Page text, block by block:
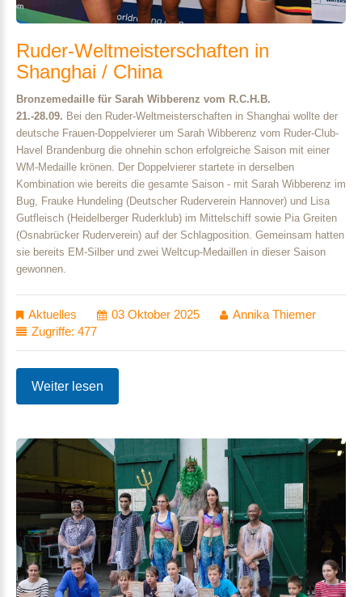
Ruder-Weltmeisterschaften in
Shanghai / China
Bronzemedaille für Sarah Wibberenz vom R.C.H.B.
21.-28.09. Bei den Ruder-Weltmeisterschaften in Shanghai wollte der
deutsche Frauen-Doppelvierer um Sarah Wibberenz vom Ruder-Club-
Havel Brandenburg die ohnehin schon erfolgreiche Saison mit einer
WM-Medaille krönen. Der Doppelvierer startete in derselben
Kombination wie bereits die gesamte Saison - mit Sarah Wibberenz im
Bug, Frauke Hundeling (Deutscher Ruderverein Hannover) und Lisa
Gutfleisch (Heidelberger Ruderklub) im Mittelschiff sowie Pia Greiten
(Osnabrücker Ruderverein) auf der Schlagposition. Gemeinsam hatten
sie bereits EM-Silber und zwei Weltcup-Medaillen in dieser Saison
gewonnen.
Aktuelles 03 Oktober 2025
Annika Thiemer
Zugriffe: 477
Weiter lesen